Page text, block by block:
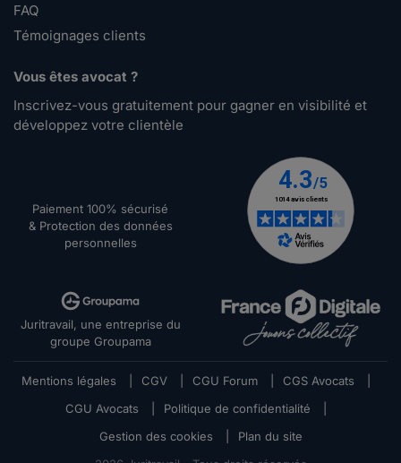
FAQ
Témoignages clients
Vous êtes avocat ?
Inscrivez-vous gratuitement pour gagner en visibilité et
développez votre clientèle
Paiement 100% sécurisé
& Protection des données
personnelles
Juritravail, une entreprise du
groupe Groupama
Mentions légales CGV CGU Forum CGS Avocats
CGU Avocats
Politique de confidentialité
Gestion des cookies
Plan du site